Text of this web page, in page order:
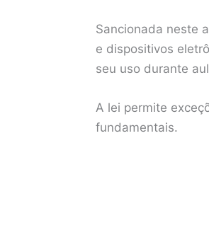
Sancionada neste
e dispositivos
seu uso durante
A lei permite
fundamentais.